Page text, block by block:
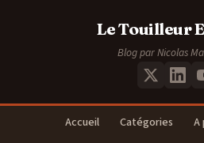
Le Touilleur
Blog par Nicolas
Accueil Catégories
A